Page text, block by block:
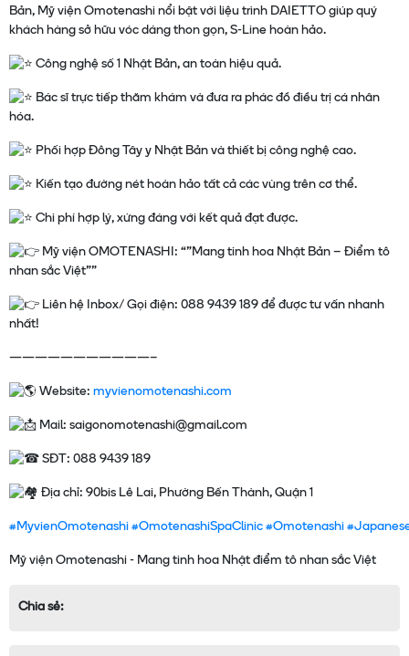
Bản, Mỹ viện Omotenashi nổi bật với liệu trình DAIETTO giúp quý
khách hàng sở hữu vóc dáng thon gọn, S-Line hoàn hảo.
Công nghệ số 1 Nhật Bản, an toàn hiệu quả.
Bác sĩ trực tiếp thăm khám và đưa ra phác đồ điều trị cá nhân
hóa.
Phối hợp Đông Tây y Nhật Bản và thiết bị công nghệ cao.
Kiến tạo đường nét hoàn hảo tất cả các vùng trên cơ thể.
Chi phí hợp lý, xứng đáng với kết quả đạt được.
Mỹ viện OMOTENASHI: “”Mang tinh hoa Nhật Bản – Điểm tô
nhan sắc Việt””
Liên hệ Inbox/ Gọi điện: 088 9439 189 để được tư vấn nhanh
nhất!
———————————–
Website: myvienomotenashi.com
Mail: saigonomotenashi@gmail.com
SĐT: 088 9439 189
Địa chỉ: 90bis Lê Lai, Phường Bến Thành, Quận 1
#MyvienOmotenashi #OmotenashiSpaClinic #Omotenashi
Chia sẻ: